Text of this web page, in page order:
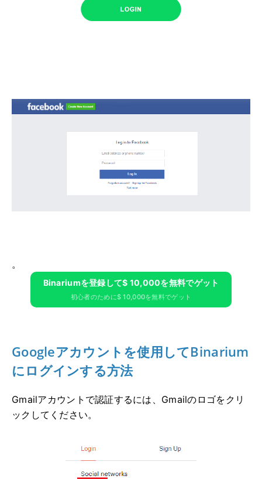
。
Binariumを登録して$ 10,000を無料でゲット
初心者のために$ 10,000を無料でゲット
Googleアカウントを使用してBinarium
にログインする方法
Gmailアカウントで認証するには、Gmailのロゴをクリ
ックしてください。